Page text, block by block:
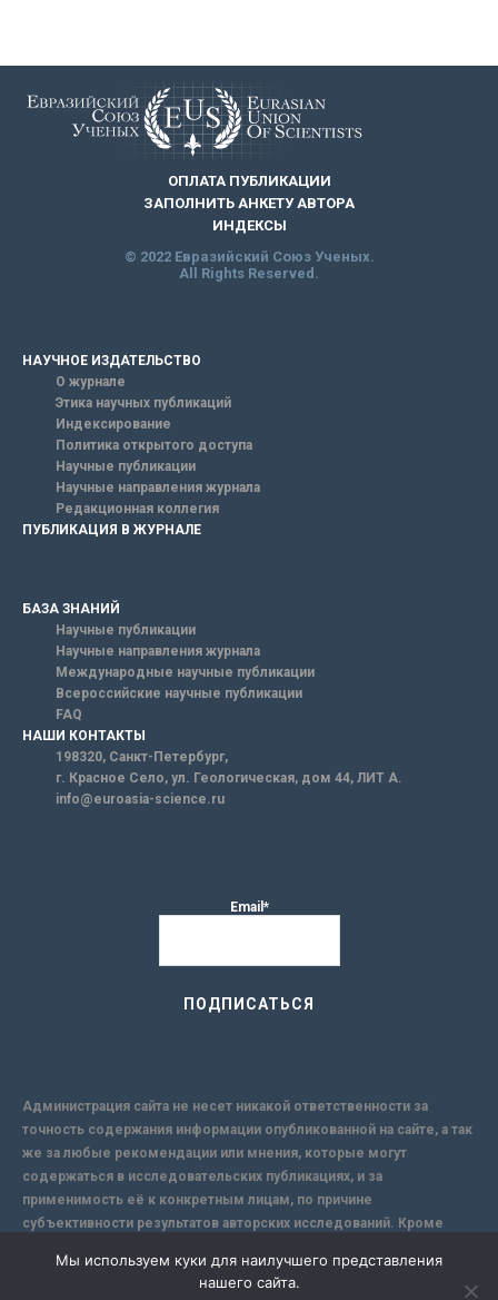
ОПЛАТА ПУБЛИКАЦИИ
ЗАПОЛНИТЬ АНКЕТУ АВТОРА
ИНДЕКСЫ
© 2022 Евразийский Союз Ученых.
All Rights Reserved.
НАУЧНОЕ ИЗДАТЕЛЬСТВО
О журнале
Этика научных публикаций
Индексирование
Политика открытого доступа
Научные публикации
Научные направления журнала
Редакционная коллегия
ПУБЛИКАЦИЯ В ЖУРНАЛЕ
БАЗА ЗНАНИЙ
Научные публикации
Научные направления журнала
Международные научные публикации
Всероссийские научные публикации
FAQ
НАШИ КОНТАКТЫ
198320, Санкт-Петербург,
г. Красное Село, ул. Геологическая, дом 44, ЛИТ А.
info@euroasia-science.ru
Email*
Администрация сайта не несет никакой ответственности за
точность содержания информации опубликованной на сайте, а так
же за любые рекомендации или мнения, которые могут
содержаться в исследовательских публикациях, и за
применимость её к конкретным лицам, по причине
субъективности результатов авторских исследований. Кроме
надежной защиты информации, Сайт не несет ответственности за
Мы используем куки для наилучшего представления
нашего сайта.